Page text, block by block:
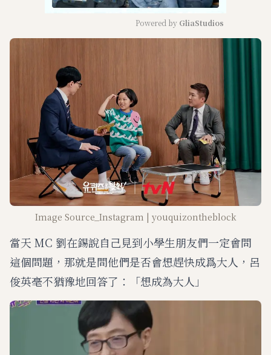
Powered by GliaStudios
Image Source_Instagram | youquizontheblock
當天 MC 劉在錫說自己見到小學生朋友們一定會問
這個問題，那就是問他們是否會想趕快成爲大人，呂
俊英毫不猶豫地回答了：「想成為大人」